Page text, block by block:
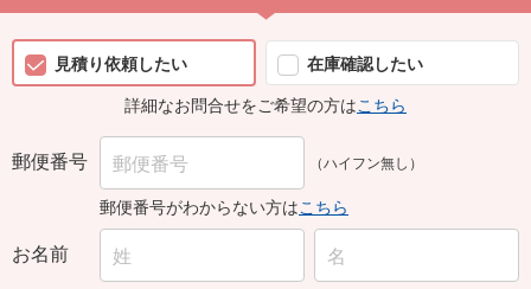
見積り依頼したい
在庫確認したい
詳細なお問合せをご希望の方はこちら
郵便番号 （ハイフン無し）
郵便番号がわからない方はこちら
お名前